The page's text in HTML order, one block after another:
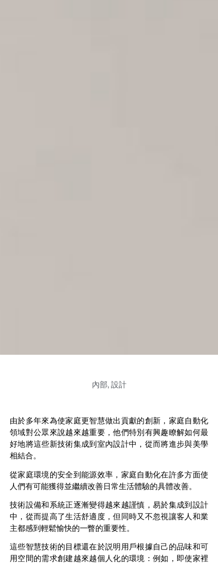
內部, 設計
由於多年來為使家庭更智慧做出貢獻的創新，家庭自動化
領域對公眾來說越來越重要，他們特別有興趣瞭解如何最
好地將這些新技術集成到室內設計中，從而將進步與美學
相結合。
從家庭環境的安全到能源效率，家庭自動化在許多方面使
人們有可能獲得並繼續改善日常生活體驗的具體改善。
技術設備和系統正逐漸變得越來越謹慎，易於集成到設計
中，從而提高了生活舒適度，但同時又不忽視讓客人和業
主都感到輕鬆愉快的一瞥的重要性。
這些智慧技術的目標還在於説明用戶根據自己的品味和可
用空間的需求創建越來越個人化的環境：例如，即使家裡